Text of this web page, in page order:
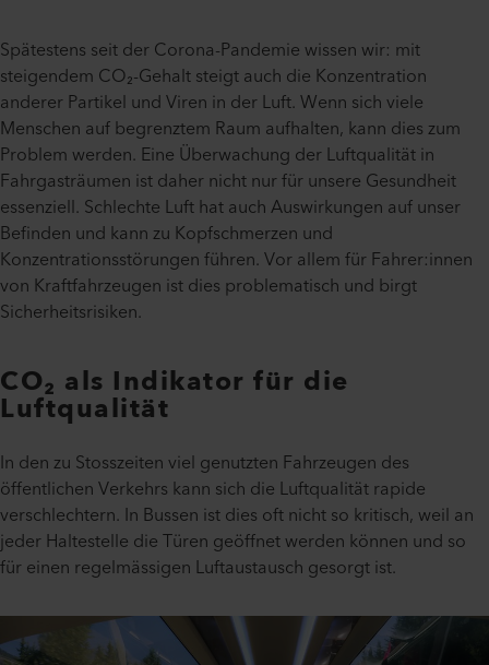
Spätestens seit der Corona-Pandemie wissen wir: mit
steigendem CO₂-Gehalt steigt auch die Konzentration
anderer Partikel und Viren in der Luft. Wenn sich viele
Menschen auf begrenztem Raum aufhalten, kann dies zum
Problem werden. Eine Überwachung der Luftqualität in
Fahrgasträumen ist daher nicht nur für unsere Gesundheit
essenziell. Schlechte Luft hat auch Auswirkungen auf unser
Befinden und kann zu Kopfschmerzen und
Konzentrationsstörungen führen. Vor allem für Fahrer:innen
von Kraftfahrzeugen ist dies problematisch und birgt
Sicherheitsrisiken.
CO₂ als Indikator für die
Luftqualität
In den zu Stosszeiten viel genutzten Fahrzeugen des
öffentlichen Verkehrs kann sich die Luftqualität rapide
verschlechtern. In Bussen ist dies oft nicht so kritisch, weil an
jeder Haltestelle die Türen geöffnet werden können und so
für einen regelmässigen Luftaustausch gesorgt ist.